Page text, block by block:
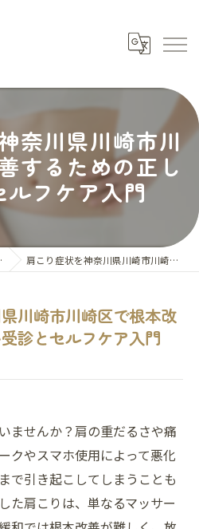
奈川県川崎市川
するための正し
ルフケア入門
肩こり症状を神奈川県川崎市川崎区で根本改善するための正しい受診とセルフケア入門
川崎市川崎区で根本改
診とセルフケア入門
ませんか？肩の重だるさや痛
クやスマホ使用によって悪化
で引き起こしてしまうことも
た肩こりは、単なるマッサー